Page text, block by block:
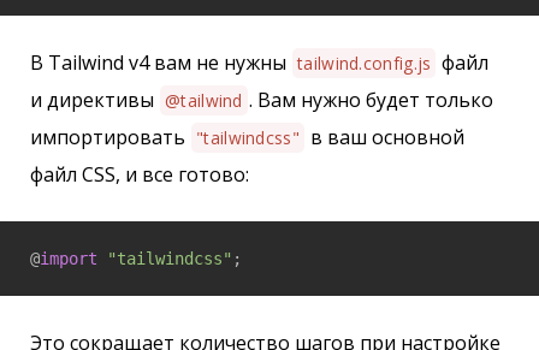
В Tailwind v4 вам не нужны tailwind.config.js файл
и директивы @tailwind . Вам нужно будет только
импортировать "tailwindcss" в ваш основной
файл CSS, и все готово:
@import "tailwindcss" ;
Это сокращает количество шагов при настройке